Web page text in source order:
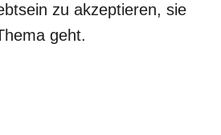
zu akzeptieren, sie
geht.